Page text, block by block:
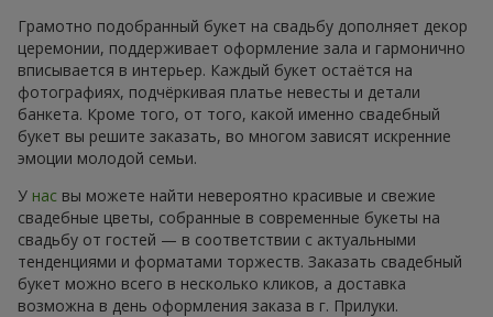
Грамотно подобранный букет на свадьбу дополняет декор
церемонии, поддерживает оформление зала и гармонично
вписывается в интерьер. Каждый букет остаётся на
фотографиях, подчёркивая платье невесты и детали
банкета. Кроме того, от того, какой именно свадебный
букет вы решите заказать, во многом зависят искренние
эмоции молодой семьи.
У нас вы можете найти невероятно красивые и свежие
свадебные цветы, собранные в современные букеты на
свадьбу от гостей — в соответствии с актуальными
тенденциями и форматами торжеств. Заказать свадебный
букет можно всего в несколько кликов, а доставка
возможна в день оформления заказа в г. Прилуки.